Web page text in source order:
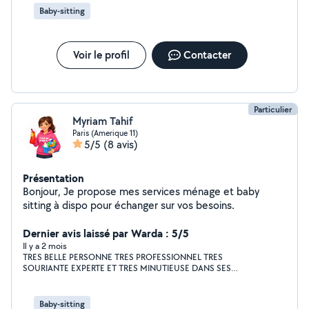
Baby-sitting
Voir le profil Contacter
Particulier
Myriam Tahif
Paris (Amerique 11)
5/5 (8 avis)
Présentation
Bonjour, Je propose mes services ménage et baby
sitting à dispo pour échanger sur vos besoins.
Dernier avis laissé par Warda : 5/5
Il y a 2 mois
TRES BELLE PERSONNE TRES PROFESSIONNEL TRES
SOURIANTE EXPERTE ET TRES MINUTIEUSE DANS SES
HEUREUSE D AVOIR TROUVER MYRIAM MASHALLAH DES
Baby-sitting